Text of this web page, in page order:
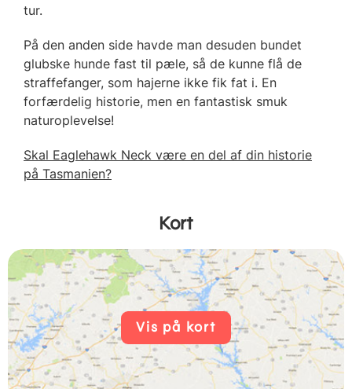
tur.
På den anden side havde man desuden bundet
glubske hunde fast til pæle, så de kunne flå de
straffefanger, som hajerne ikke fik fat i. En
forfærdelig historie, men en fantastisk smuk
naturoplevelse!
Skal Eaglehawk Neck være en del af din historie
på Tasmanien?
Kort
Vis på kort